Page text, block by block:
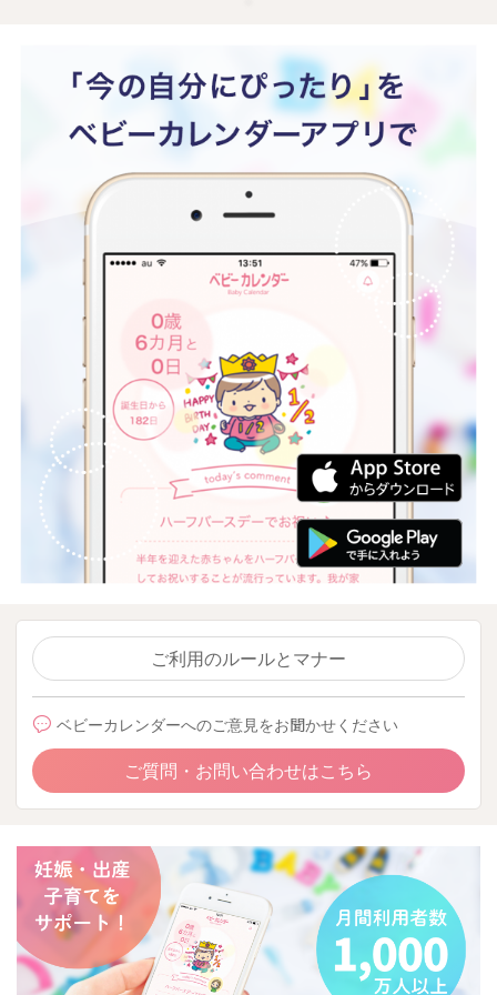
ご利用のルールとマナー
ベビーカレンダーへのご意見をお聞かせください
ご質問・お問い合わせはこちら